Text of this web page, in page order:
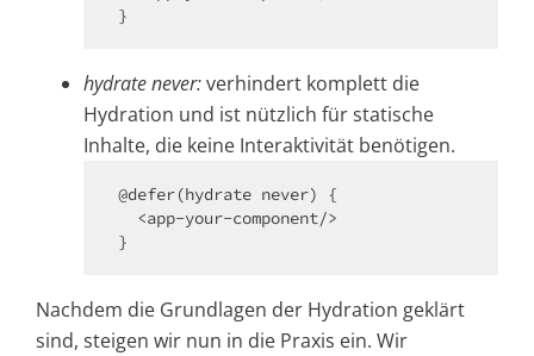
hydrate never:verhindert komplett die
Hydration und ist nützlich für statische
Inhalte, die keine Interaktivität benötigen.
@defer(hydrate never) {
Nachdem die Grundlagen der Hydration geklärt
sind, steigen wir nun in die Praxis ein. Wir